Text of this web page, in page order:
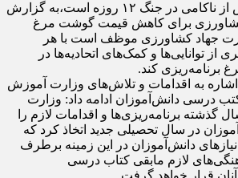
راهبردهای دشمنان پس از ناکامی در جنگ ۱۲ روزه است،به گزارش
برای کاهش قیمت گوشت مرغ
جهاد کشاورزی موظف است با هر
از توانایی‌ها و کمک‌های اتحادیه‌ها در
برنامه‌ریزی کند.
به اقدامات و تلاش‌های وزارت آموزش
درسی دانش‌آموزان ادامه داد: وزارت
برنامه‌ریزی‌ها و اقدامات لازم را
در سال تحصیلی جدید اتخاذ کرد که
۹۰ درصد نیازهای دانش‌آموزان در این زمینه برطرف
لازم مابقی کتاب درسی
قرار خواهد گرفت.